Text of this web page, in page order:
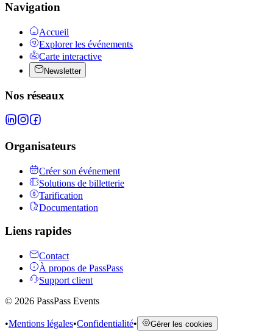
Navigation
Accueil
Explorer les événements
Carte interactive
Newsletter
Nos réseaux
Organisateurs
Créer son événement
Solutions de billetterie
Tarification
Documentation
Liens rapides
Contact
À propos de PassPass
Support client
© 2026 PassPass Events
•Mentions légales•Confidentialité• Gérer les cookies